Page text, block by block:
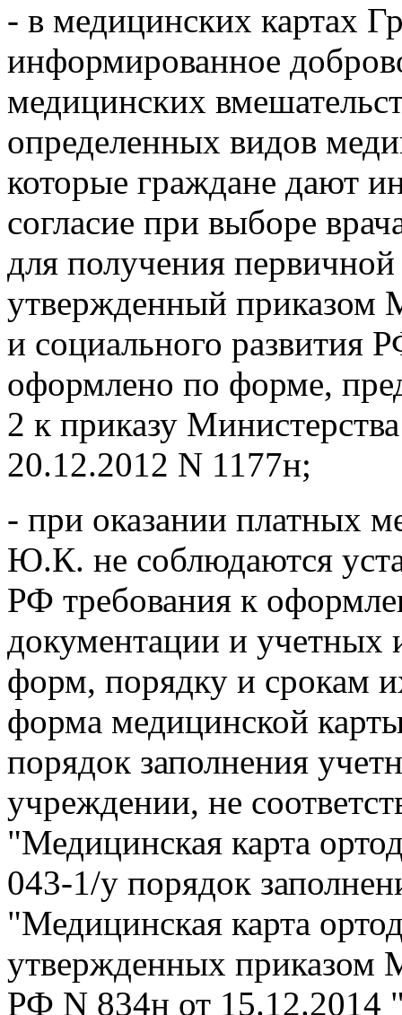
- в медицинских картах
информированное
медицинских
определенных видов
которые граждане дают
согласие при выборе
для получения
утвержденный приказом
и социального развития
оформлено по форме,
2 к приказу
20.12.2012 N 1177н;
- при оказании платных
Ю.К. не соблюдаются
РФ требования к
документации и учетных
форм, порядку и срокам
форма медицинской
порядок заполнения
учреждении, не
"Медицинская карта
043-1/у порядок
"Медицинская карта
утвержденных приказом
РФ N 834н от 15.12.2014